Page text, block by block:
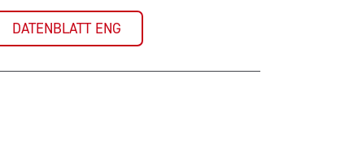
DATENBLATT ENG